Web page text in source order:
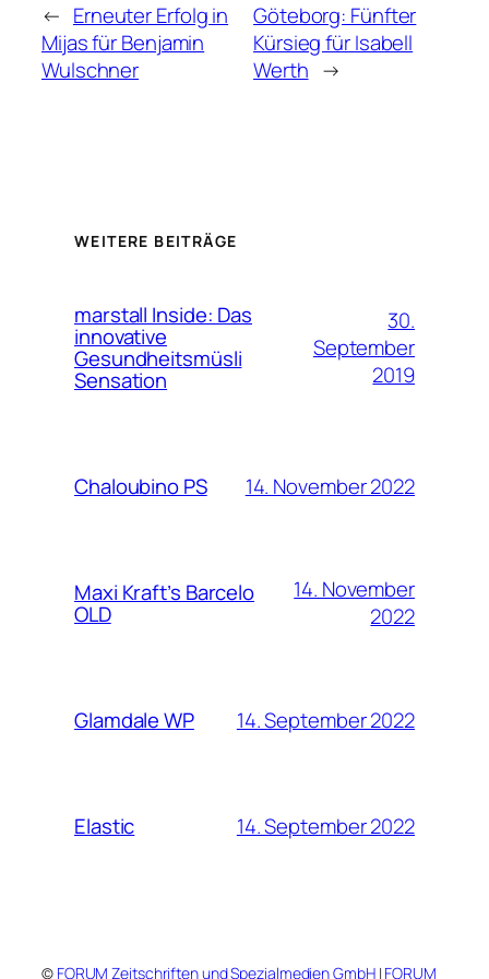
← Erneuter Erfolg in
Mijas für Benjamin
Wulschner
Göteborg: Fünfter
Kürsieg für Isabell
Werth →
WEITERE BEITRÄGE
marstall Inside: Das
innovative
Gesundheitsmüsli
Sensation
30.
September
2019
Chaloubino PS 14. November 2022
Maxi Kraft’s Barcelo
OLD
14. November
2022
Glamdale WP 14. September 2022
Elastic 14. September 2022
© FORUM Zeitschriften und Spezialmedien GmbH| FORUM